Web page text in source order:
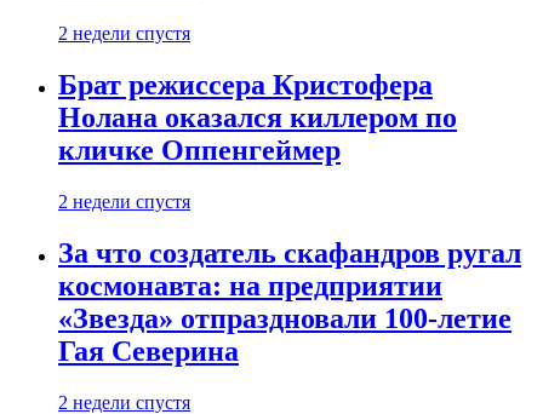
2 недели спустя
Брат режиссера Кристофера
Нолана оказался киллером по
кличке Оппенгеймер
2 недели спустя
За что создатель скафандров ругал
космонавта: на предприятии
«Звезда» отпраздновали 100-летие
Гая Северина
2 недели спустя